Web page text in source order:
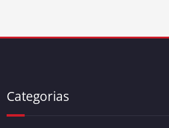
Categorias